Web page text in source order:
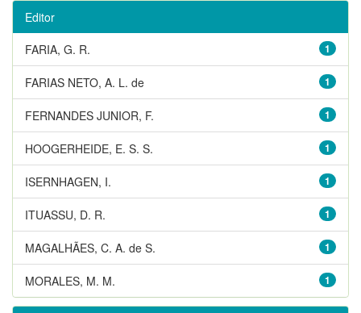
Editor
1
FARIA, G. R.
1
FARIAS NETO, A. L. de
1
FERNANDES JUNIOR, F.
1
HOOGERHEIDE, E. S. S.
1
ISERNHAGEN, I.
1
ITUASSU, D. R.
1
MAGALHÃES, C. A. de S.
1
MORALES, M. M.